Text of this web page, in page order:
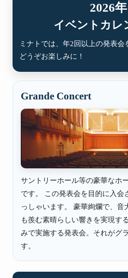
2026年
イベントカレ
ミナトでは、年2回以上の発表会
どうぞお楽しみに！
Grande Concert
サントリーホール等の豪華なホ
です。 この発表会を目的に入会
っしゃいます。 豪華絢爛で、音
も羨む素晴らしい響きを実現す
みで実施する発表会。それがグ
す。